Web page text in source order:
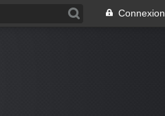
Connexion